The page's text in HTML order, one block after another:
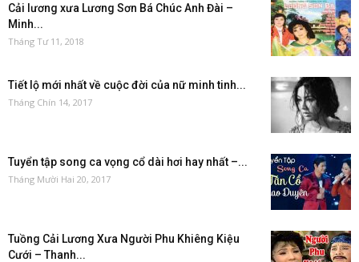
Cải lương xưa Lương Sơn Bá Chúc Anh Đài –
Minh...
Tháng Tư 11, 2018
Tiết lộ mới nhất về cuộc đời của nữ minh tinh...
Tháng Chín 14, 2017
Tuyển tập song ca vọng cổ dài hơi hay nhất –...
Tháng Mười Hai 20, 2017
Tuồng Cải Lương Xưa Người Phu Khiêng Kiệu
Cưới – Thanh...